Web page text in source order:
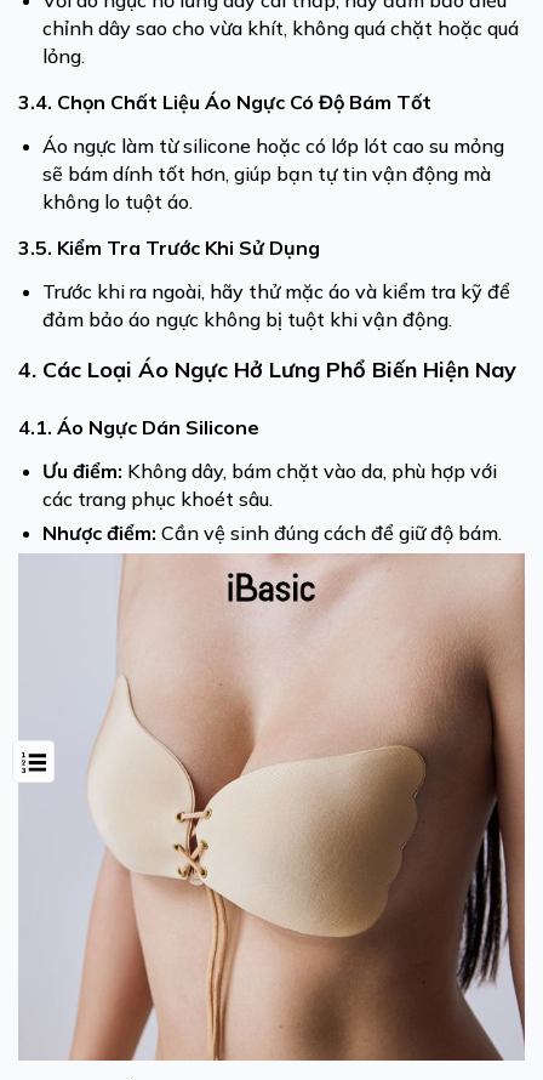
chỉnh dây sao cho vừa khít, không quá chặt hoặc quá
lỏng.
3.4. Chọn Chất Liệu Áo Ngực Có Độ Bám Tốt
Áo ngực làm từ silicone hoặc có lớp lót cao su mỏng
sẽ bám dính tốt hơn, giúp bạn tự tin vận động mà
không lo tuột áo.
3.5. Kiểm Tra Trước Khi Sử Dụng
Trước khi ra ngoài, hãy thử mặc áo và kiểm tra kỹ để
đảm bảo áo ngực không bị tuột khi vận động.
4. Các Loại Áo Ngực Hở Lưng Phổ Biến Hiện Nay
4.1. Áo Ngực Dán Silicone
Ưu điểm: Không dây, bám chặt vào da, phù hợp với
các trang phục khoét sâu.
Nhược điểm: Cần vệ sinh đúng cách để giữ độ bám.